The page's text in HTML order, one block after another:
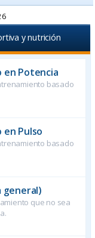
y nutrición
en Potencia
basado
Pulso
basado
general)
que no sea